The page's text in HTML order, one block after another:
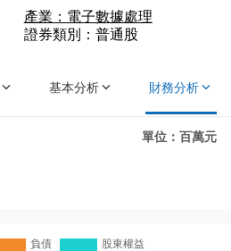
產業：電子數據處理
證券類別：普通股
基本分析 財務分析
單位：百萬元